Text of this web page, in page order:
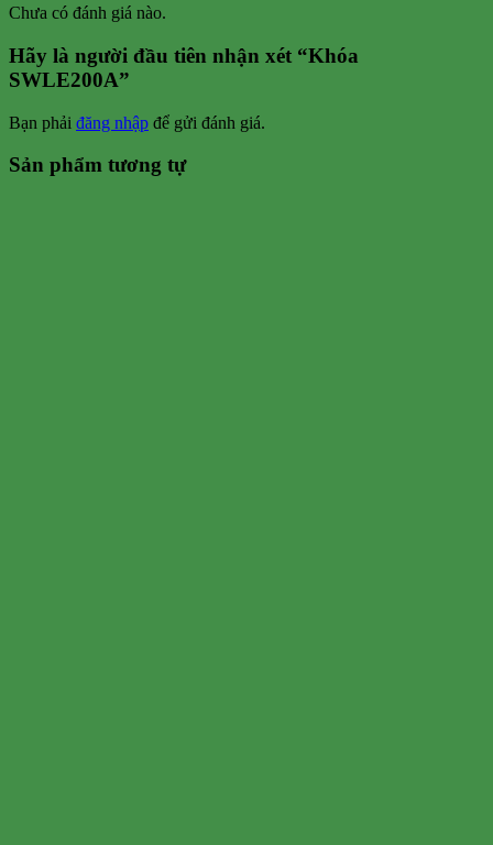
Chưa có đánh giá nào.
Hãy là người đầu tiên nhận xét “Khóa
SWLE200A”
Bạn phải đăng nhập để gửi đánh giá.
Sản phẩm tương tự